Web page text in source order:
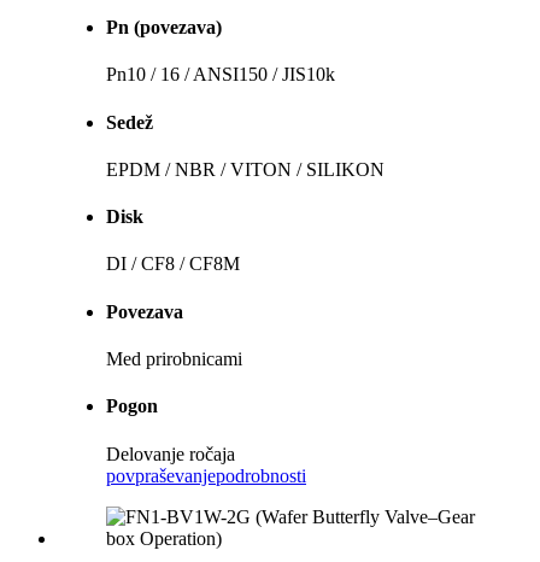
Pn (povezava)
Pn10 / 16 / ANSI150 / JIS10k
Sedež
EPDM / NBR / VITON / SILIKON
Disk
DI / CF8 / CF8M
Povezava
Med prirobnicami
Pogon
Delovanje ročaja
povpraševanjepodrobnosti